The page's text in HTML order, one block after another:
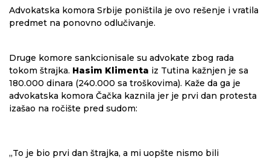
Advokatska komora Srbije poništila je ovo rešenje i vratila
predmet na ponovno odlučivanje.
Druge komore sankcionisale su advokate zbog rada
tokom štrajka. Hasim Klimenta iz Tutina kažnjen je sa
180.000 dinara (240.000 sa troškovima). Kaže da ga je
advokatska komora Čačka kaznila jer je prvi dan protesta
izašao na ročište pred sudom:
„To je bio prvi dan štrajka, a mi uopšte nismo bili